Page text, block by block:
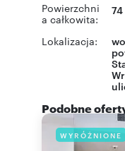
Powierzchni
a całkowita:
74
Lokalizacja:
Podobne
WYRÓŻNIONE